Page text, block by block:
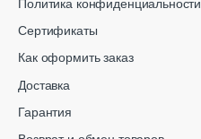
Политика конфиденциальности
Сертификаты
Как оформить заказ
Доставка
Гарантия